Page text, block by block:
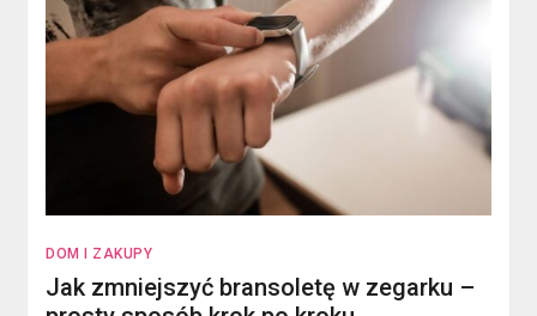
DOM I ZAKUPY
Jak zmniejszyć bransoletę w zegarku –